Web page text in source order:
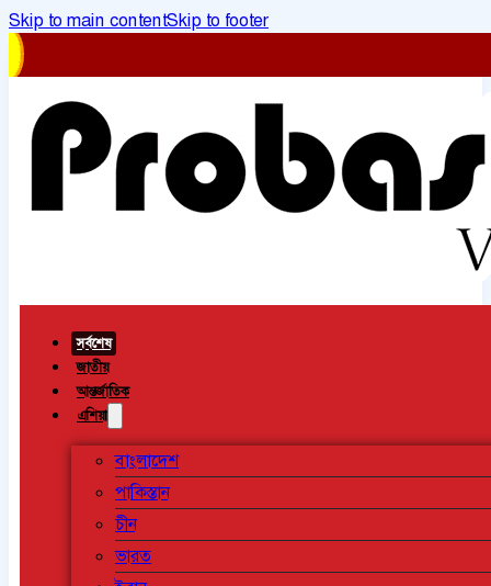
Skip to main contentSkip to footer
সর্বশেষ
জাতীয়
আন্তর্জাতিক
এশিয়া
বাংলাদেশ
পাকিস্তান
চীন
ভারত